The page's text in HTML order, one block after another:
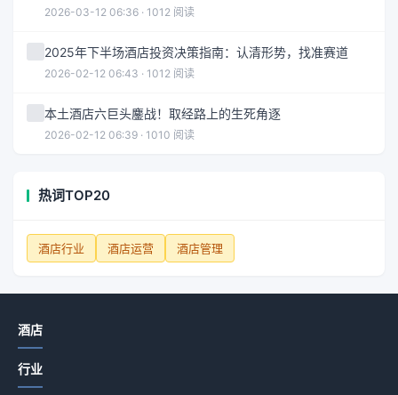
2026-03-12 06:36 · 1012 阅读
2025年下半场酒店投资决策指南：认清形势，找准赛道
2026-02-12 06:43 · 1012 阅读
本土酒店六巨头鏖战！取经路上的生死角逐
2026-02-12 06:39 · 1010 阅读
热词TOP20
酒店行业 酒店运营 酒店管理
酒店
行业